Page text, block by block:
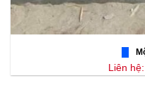
Liên